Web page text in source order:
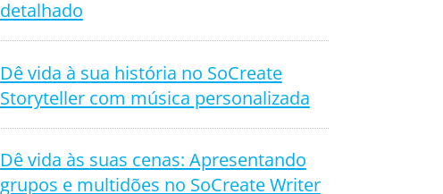
detalhado
Dê vida à sua história no SoCreate
Storyteller com música personalizada
Dê vida às suas cenas: Apresentando
grupos e multidões no SoCreate Writer